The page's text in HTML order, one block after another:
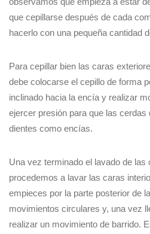
que cepillarse después de cada
hacerlo con una pequeña cantidad
Para cepillar bien las caras
debe colocarse el cepillo de forma
inclinado hacia la encía y realizar
ejercer presión para que las cerdas
dientes como encías.
Una vez terminado el lavado de las
procedemos a lavar las caras
empieces por la parte posterior de
movimientos circulares y, una vez
realizar un movimiento de barrido.